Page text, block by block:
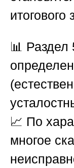
итогового
📊 Раздел
📈 По
многое